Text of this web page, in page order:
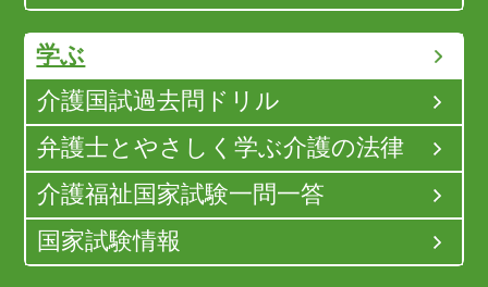
学ぶ
介護国試過去問ドリル
弁護士とやさしく学ぶ介護の法律
介護福祉国家試験一問一答
国家試験情報